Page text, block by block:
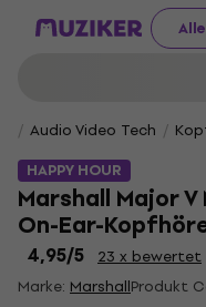
Audio Video Tech
HAPPY HOUR
Marshall Major
On-Ear-
4,95/5
23 x bewertet
Marke: MarshallProdukt